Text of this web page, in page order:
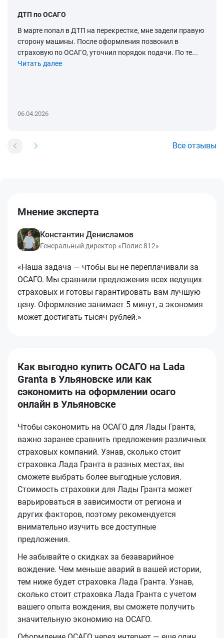
ДТП по ОСАГО
В марте попал в ДТП на перекрестке, мне задели правую
сторону машины. После оформления позвонил в
страховую по ОСАГО, уточнил порядок подачи. По те...
Читать далее
06.04.2026
Все отзывы
Мнение эксперта
Константин Денисламов
Генеральный директор «Полис 812»
«Наша задача — чтобы вы не переплачивали за
ОСАГО. Мы сравнили предложения всех ведущих
страховых и готовы гарантировать вам лучшую
цену. Оформление занимает 5 минут, а экономия
может достигать тысяч рублей.»
Как выгодно купить ОСАГО на Lada
Granta в Ульяновске или как
сэкономить на оформлении осаго
онлайн в Ульяновске
Чтобы сэкономить на ОСАГО для Лады Гранта,
важно заранее сравнить предложения различных
страховых компаний. Узнав, сколько стоит
страховка Лада Гранта в разных местах, вы
сможете выбрать более выгодные условия.
Стоимость страховки для Лады Гранта может
варьироваться в зависимости от региона и
других факторов, поэтому рекомендуется
внимательно изучить все доступные
предложения.
Не забывайте о скидках за безаварийное
вождение. Чем меньше аварий в вашей истории,
тем ниже будет страховка Лада Гранта. Узнав,
сколько стоит страховка Лада Гранта с учетом
вашего опыта вождения, вы сможете получить
значительную экономию на ОСАГО.